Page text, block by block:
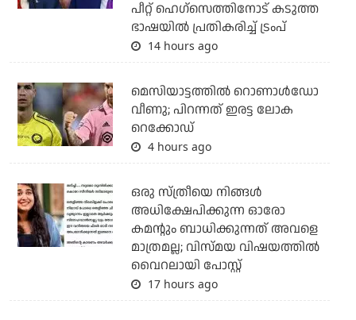
പീറ്റ് ഹെഗ്‌സെത്തിനോട് കടുത്ത
ഭാഷയില്‍ പ്രതികരിച്ച് ട്രംപ്
14 hours ago
മെസിയാട്ടത്തില്‍ റൊണാള്‍ഡോ
വീണു; പിറന്നത് ഇരട്ട ലോക
റെക്കോഡ്
4 hours ago
ഒരു സ്ത്രീയെ നിങ്ങള്‍
അധിക്ഷേപിക്കുന്ന ഓരോ
കമന്റും ബാധിക്കുന്നത് അവളെ
മാത്രമല്ല; വിസ്മയ വിഷയത്തില്‍
വൈറലായി പോസ്റ്റ്
17 hours ago